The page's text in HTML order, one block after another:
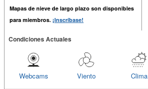
Mapas de nieve de largo plazo son disponibles
para miembros. ¡Inscríbase!
Condiciones Actuales
Clima
Viento
Webcams